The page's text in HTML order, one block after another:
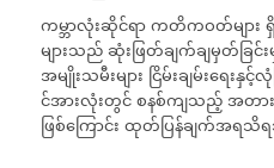
ကမ္ဘာလုံးဆိုင်ရာ ကတိကဝတ်များ
များသည် ဆုံးဖြတ်ချက်ချမှတ်ခြင်
အမျိုးသမီးများ ငြိမ်းချမ်းရေး
င်အားလုံးတွင် စနစ်ကျသည့် အတာ
ဖြစ်ကြောင်း ထုတ်ပြန်ချက်အရသိ